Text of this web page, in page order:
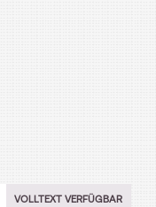
VOLLTEXT VERFÜGBAR